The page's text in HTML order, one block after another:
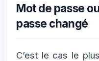
Mot de passe
passe changé
C’est le cas le